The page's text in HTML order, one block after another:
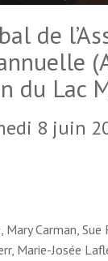
de
du Lac
8 juin
Mary Carman,
Marie-Josée